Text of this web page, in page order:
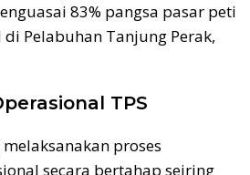
83% pangsa pasar peti
Pelabuhan Tanjung Perak,
TPS
melaksanakan proses
secara bertahap seiring